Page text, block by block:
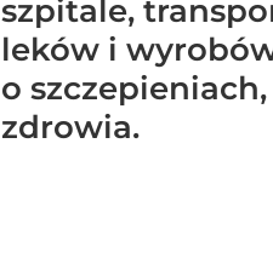
szpitale,
leków i
o
zdrowia.